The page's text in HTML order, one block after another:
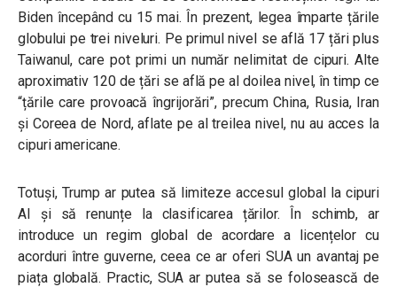
Biden începând cu 15 mai. În prezent, legea împarte țările
globului pe trei niveluri. Pe primul nivel se află 17 țări plus
Taiwanul, care pot primi un număr nelimitat de cipuri. Alte
aproximativ 120 de țări se află pe al doilea nivel, în timp ce
“țările care provoacă îngrijorări”, precum China, Rusia, Iran
și Coreea de Nord, aflate pe al treilea nivel, nu au acces la
cipuri americane.
Totuși, Trump ar putea să limiteze accesul global la cipuri
AI și să renunțe la clasificarea țărilor. În schimb, ar
introduce un regim global de acordare a licențelor cu
acorduri între guverne, ceea ce ar oferi SUA un avantaj pe
piața globală. Practic, SUA ar putea să se folosească de